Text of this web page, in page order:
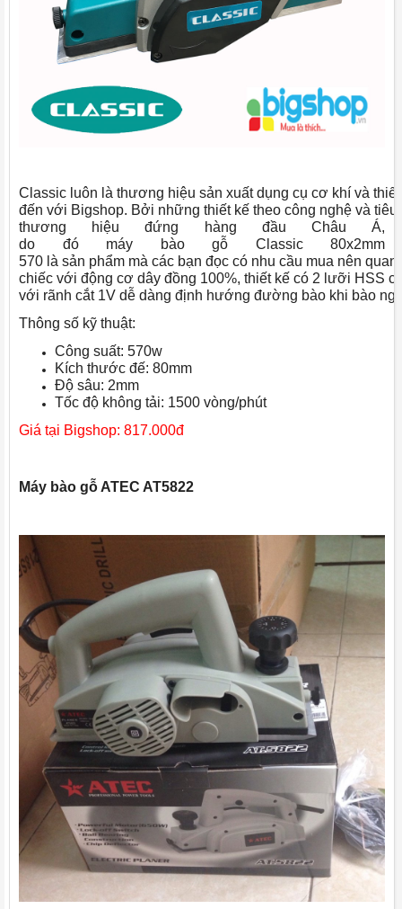
Classic luôn là thương hiệu sản xuất dụng cụ cơ khí và
đến với Bigshop. Bởi những thiết kế theo công nghệ và
thương hiệu đứng hàng đầu Châu Á,
do đó máy bào gỗ Classic 80x2mm
570 là sản phẩm mà các bạn đọc có nhu cầu mua nên
chiếc với động cơ dây đồng 100%, thiết kế có 2 lưỡi HSS
với rãnh cắt 1V dễ dàng định hướng đường bào khi bào
Thông số kỹ thuật:
Công suất: 570w
Kích thước đế: 80mm
Độ sâu: 2mm
Tốc độ không tải: 1500 vòng/phút
Giá tại Bigshop: 817.000đ
Máy bào gỗ ATEC AT5822